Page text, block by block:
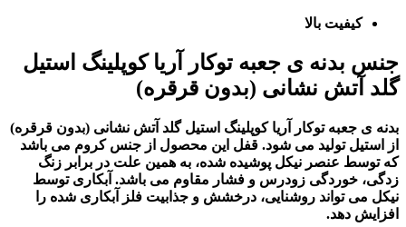
کیفیت بالا
جنس بدنه ی جعبه توکار آریا کوپلینگ استیل
گلد آتش نشانی (بدون قرقره)
بدنه ی جعبه توکار آریا کوپلینگ استیل گلد آتش نشانی (بدون قرقره)
از استیل تولید می شود. قفل این محصول از جنس کروم می باشد
که توسط عنصر نیکل پوشیده شده، به همین علت در برابر زنگ
زدگی، خوردگی زودرس و فشار مقاوم می باشد. آبکاری توسط
نیکل می تواند روشنایی، درخشش و جذابیت فلز آبکاری شده را
افزایش دهد.